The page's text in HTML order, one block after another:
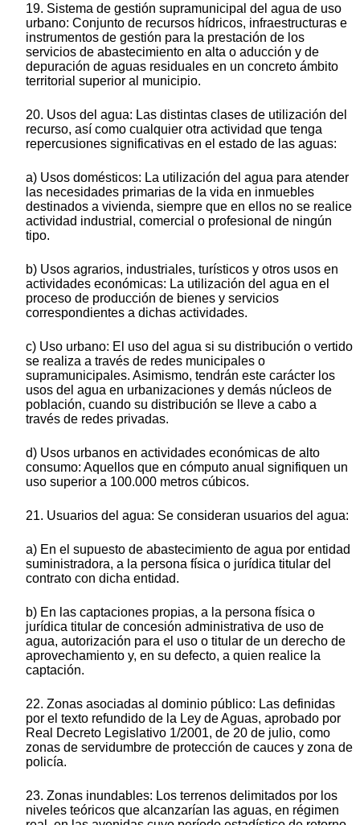
19. Sistema de gestión supramunicipal del agua de uso
urbano: Conjunto de recursos hídricos, infraestructuras e
instrumentos de gestión para la prestación de los
servicios de abastecimiento en alta o aducción y de
depuración de aguas residuales en un concreto ámbito
territorial superior al municipio.
20. Usos del agua: Las distintas clases de utilización del
recurso, así como cualquier otra actividad que tenga
repercusiones significativas en el estado de las aguas:
a) Usos domésticos: La utilización del agua para atender
las necesidades primarias de la vida en inmuebles
destinados a vivienda, siempre que en ellos no se realice
actividad industrial, comercial o profesional de ningún
tipo.
b) Usos agrarios, industriales, turísticos y otros usos en
actividades económicas: La utilización del agua en el
proceso de producción de bienes y servicios
correspondientes a dichas actividades.
c) Uso urbano: El uso del agua si su distribución o vertido
se realiza a través de redes municipales o
supramunicipales. Asimismo, tendrán este carácter los
usos del agua en urbanizaciones y demás núcleos de
población, cuando su distribución se lleve a cabo a
través de redes privadas.
d) Usos urbanos en actividades económicas de alto
consumo: Aquellos que en cómputo anual signifiquen un
uso superior a 100.000 metros cúbicos.
21. Usuarios del agua: Se consideran usuarios del agua:
a) En el supuesto de abastecimiento de agua por entidad
suministradora, a la persona física o jurídica titular del
contrato con dicha entidad.
b) En las captaciones propias, a la persona física o
jurídica titular de concesión administrativa de uso de
agua, autorización para el uso o titular de un derecho de
aprovechamiento y, en su defecto, a quien realice la
captación.
22. Zonas asociadas al dominio público: Las definidas
por el texto refundido de la Ley de Aguas, aprobado por
Real Decreto Legislativo 1/2001, de 20 de julio, como
zonas de servidumbre de protección de cauces y zona de
policía.
23. Zonas inundables: Los terrenos delimitados por los
niveles teóricos que alcanzarían las aguas, en régimen